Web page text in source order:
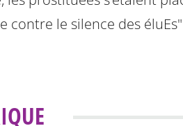
le silence des